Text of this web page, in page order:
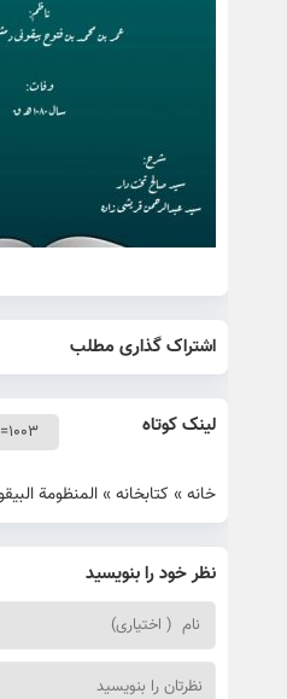
اشتراک گذاری مطلب
لینک کوتاه
خانه» کتابخانه» المنظومة
نظر خود را بنویسید